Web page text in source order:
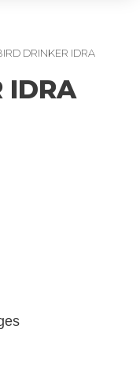
DRINKER IDRA
IDRA